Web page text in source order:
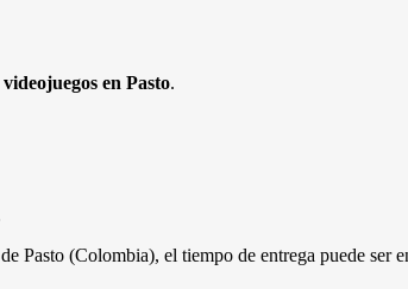
en Pasto.
Pasto (Colombia), el tiempo de entrega puede ser